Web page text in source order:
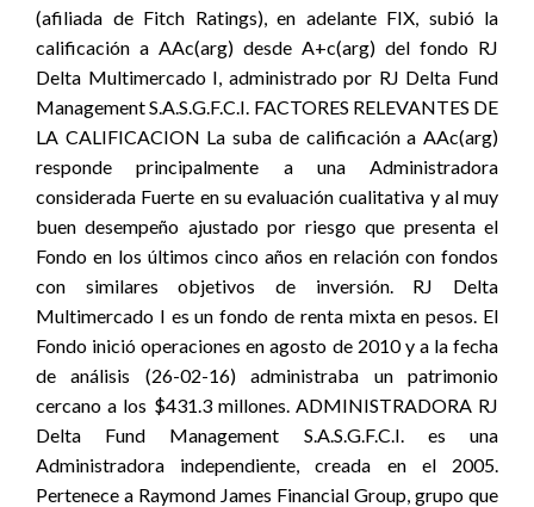
(afiliada de Fitch Ratings), en adelante FIX, subió la
calificación a AAc(arg) desde A+c(arg) del fondo RJ
Delta Multimercado I, administrado por RJ Delta Fund
Management S.A.S.G.F.C.I. FACTORES RELEVANTES DE
LA CALIFICACION La suba de calificación a AAc(arg)
responde principalmente a una Administradora
considerada Fuerte en su evaluación cualitativa y al muy
buen desempeño ajustado por riesgo que presenta el
Fondo en los últimos cinco años en relación con fondos
con similares objetivos de inversión. RJ Delta
Multimercado I es un fondo de renta mixta en pesos. El
Fondo inició operaciones en agosto de 2010 y a la fecha
de análisis (26-02-16) administraba un patrimonio
cercano a los $431.3 millones. ADMINISTRADORA RJ
Delta Fund Management S.A.S.G.F.C.I. es una
Administradora independiente, creada en el 2005.
Pertenece a Raymond James Financial Group, grupo que